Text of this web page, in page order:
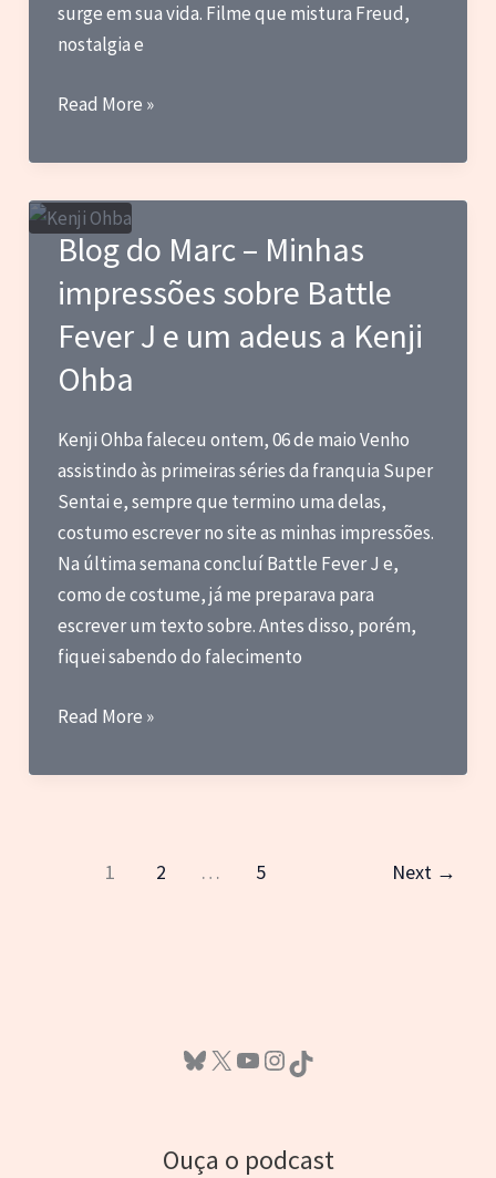
Bluesky X Youtube InstagramTikTok
Ouça o podcast
surge em sua vida. Filme que mistura Freud,
nostalgia e
Blog
Marc
–
Notas
sobre
alguns
filmes
que
vi
primeira
vez
em
abril
de
2026
Read More »
Blog do Marc – Minhas
impressões sobre Battle
Fever J e um adeus a Kenji
Ohba
Kenji Ohba faleceu ontem, 06 de maio Venho
assistindo às primeiras séries da franquia Super
Sentai e, sempre que termino uma delas,
costumo escrever no site as minhas impressões.
Na última semana concluí Battle Fever J e,
como de costume, já me preparava para
escrever um texto sobre. Antes disso, porém,
fiquei sabendo do falecimento
Blog
Marc
impressões
Read More »
1 2 … 5 Next →